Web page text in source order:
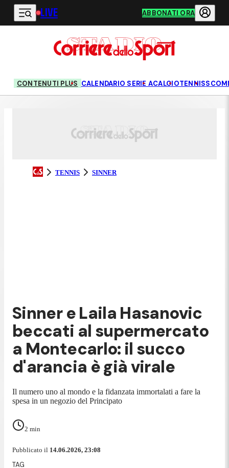
Vai al contenuto principale
LIVE ABBONATI ORA
CONTENUTI PLUS CALENDARIO SERIE ACALCIOTENNIS
TENNIS SINNER
Sinner e Laila Hasanovic
beccati al supermercato
a Montecarlo: il succo
d'arancia è già virale
Il numero uno al mondo e la fidanzata immortalati a fare la
spesa in un negozio del Principato
2 min
Pubblicato il 14.06.2026, 23:08